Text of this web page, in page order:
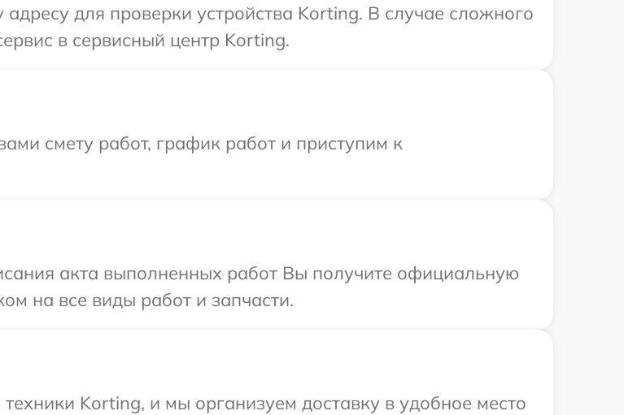
для проверки устройства Korting. В случае сложного
в сервисный центр Korting.
смету работ, график работ и приступим к
акта выполненных работ Вы получите официальную
на все виды работ и запчасти.
Korting, и мы организуем доставку в удобное место